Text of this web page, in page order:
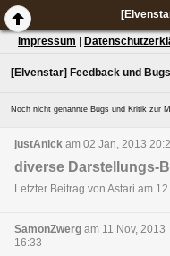
Impressum
[Elvenstar] Feedback und Bugs
Noch nicht genannte Bugs und Kritik zur
justAnick am 02 Jan, 2013
diverse Darstellungs-
Letzter Beitrag von Astari am
SamonZwerg am 11 Nov, 2013
16:33